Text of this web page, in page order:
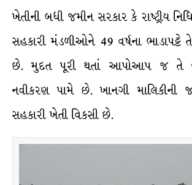
ખેતીની બધી જમીન સરકાર કે રાષ્ટ્રીય
સહકારી મંડળીઓને 49 વર્ષના
છે. મુદત પૂરી થતાં આપોઆપ જ તે
નવીકરણ પામે છે. ખાનગી માલિકીની
સહકારી ખેતી વિકસી છે.